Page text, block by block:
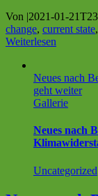
Von |2021-01-
change, current state,
Weiterlesen
Neues nach
geht weiter
Gallerie
Neues nach
Uncategorized